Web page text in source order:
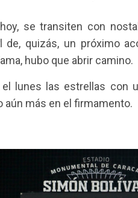
se transiten con
de, quizás, un próximo
hubo que abrir camino.
el lunes las estrellas con
aún más en el firmamento.